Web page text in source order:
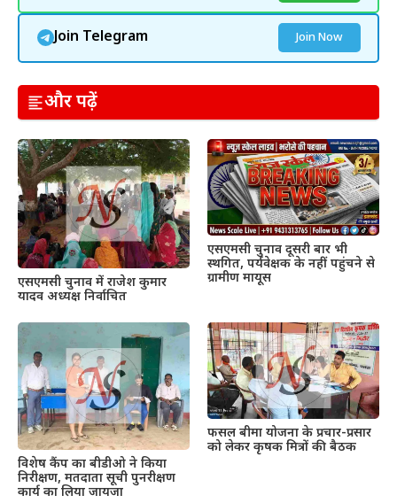
Join Telegram Join Now
और पढ़ें
एसएमसी चुनाव में राजेश कुमार
यादव अध्यक्ष निर्वाचित
एसएमसी चुनाव दूसरी बार भी
स्थगित, पर्यवेक्षक के नहीं पहुंचने से
ग्रामीण मायूस
विशेष कैंप का बीडीओ ने किया
निरीक्षण, मतदाता सूची पुनरीक्षण
कार्य का लिया जायजा
फसल बीमा योजना के प्रचार-प्रसार
को लेकर कृषक मित्रों की बैठक